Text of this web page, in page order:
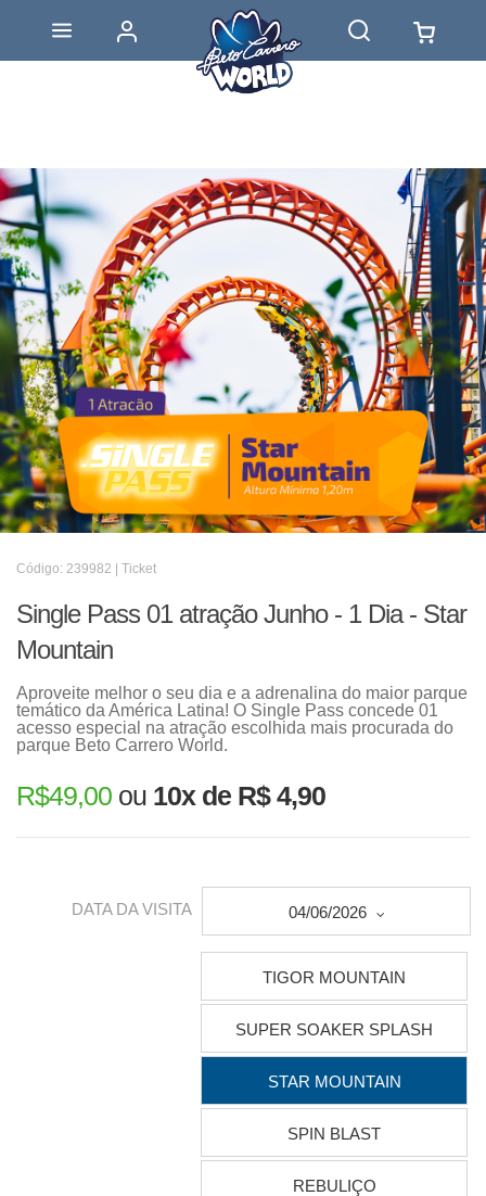
Código: 239982 | Ticket
Single Pass 01 atração Junho - 1 Dia - Star
Mountain
Aproveite melhor o seu dia e a adrenalina do maior parque
temático da América Latina! O Single Pass concede 01
acesso especial na atração escolhida mais procurada do
parque Beto Carrero World.
R$49,00 ou 10x de R$ 4,90
DATA DA VISITA 04/06/2026
TIGOR MOUNTAIN
SUPER SOAKER SPLASH
STAR MOUNTAIN
SPIN BLAST
REBULIÇO